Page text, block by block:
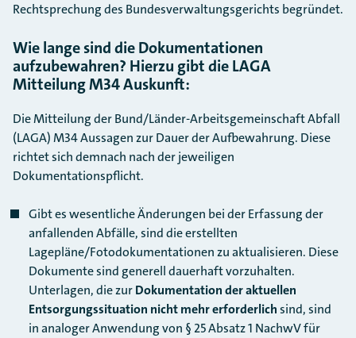
Rechtsprechung des Bundesverwaltungsgerichts begründet.
Wie lange sind die Dokumentationen
aufzubewahren? Hierzu gibt die LAGA
Mitteilung M34 Auskunft:
Die Mitteilung der Bund/Länder-Arbeitsgemeinschaft Abfall
(LAGA) M34 Aussagen zur Dauer der Aufbewahrung. Diese
richtet sich demnach nach der jeweiligen
Dokumentationspflicht.
Gibt es wesentliche Änderungen bei der Erfassung der
anfallenden Abfälle, sind die erstellten
Lagepläne/Fotodokumentationen zu aktualisieren. Diese
Dokumente sind generell dauerhaft vorzuhalten.
Unterlagen, die zurDokumentation deraktuellen
Entsorgungssituation nicht mehr erforderlichsind, sind
in analoger Anwendung von § 25 Absatz 1 NachwV für